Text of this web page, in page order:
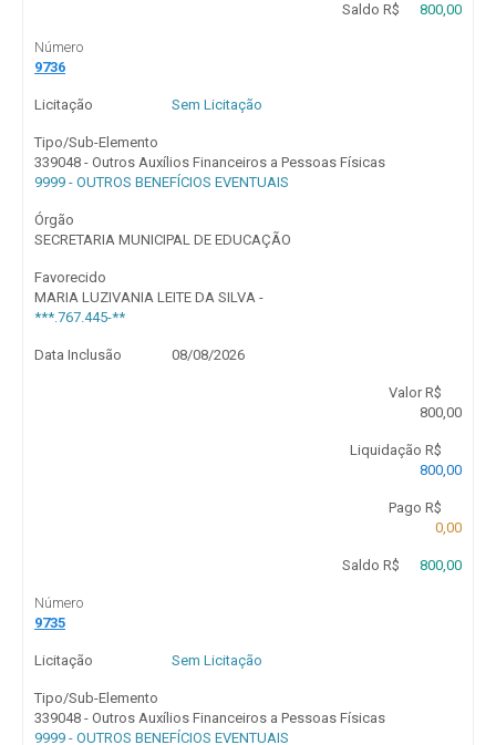
Saldo R$ 800,00
Número
9736
Licitação Sem Licitação
Tipo/Sub-Elemento
339048 - Outros Auxílios Financeiros a Pessoas Físicas
9999 - OUTROS BENEFÍCIOS EVENTUAIS
Órgão
SECRETARIA MUNICIPAL DE EDUCAÇÃO
Favorecido
MARIA LUZIVANIA LEITE DA SILVA -
***.767.445-**
Data Inclusão 08/08/2026
Valor R$
800,00
Liquidação R$
800,00
Pago R$
0,00
Saldo R$ 800,00
Número
9735
Licitação Sem Licitação
Tipo/Sub-Elemento
339048 - Outros Auxílios Financeiros a Pessoas Físicas
9999 - OUTROS BENEFÍCIOS EVENTUAIS